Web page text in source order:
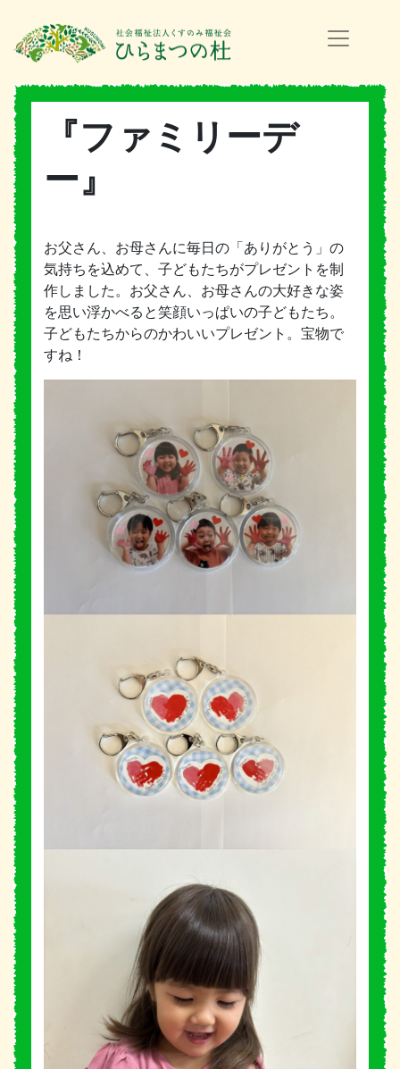
『ファミリーデ
ー』
お父さん、お母さんに毎日の「ありがとう」の
気持ちを込めて、子どもたちがプレゼントを制
作しました。お父さん、お母さんの大好きな姿
を思い浮かべると笑顔いっぱいの子どもたち。
子どもたちからのかわいいプレゼント。宝物で
すね！